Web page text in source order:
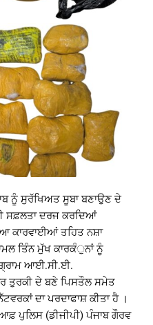
ਨੂੰ ਸੁਰੱਖਿਅਤ ਸੂਬਾ ਬਣਾਉਣ ਦੇ
ਸਫ਼ਲਤਾ ਦਰਜ ਕਰਦਿਆਂ
ਕਾਰਵਾਈਆਂ ਤਹਿਤ ਨਸ਼ਾ
ਤਿੰਨ ਮੁੱਖ ਕਾਰਕੰੁਨਾਂ ਨੂੰ
ਆਈ.ਸੀ.ਈ.
ਤੁਰਕੀ ਦੇ ਬਣੇ ਪਿਸਤੌਲ ਸਮੇਤ
ਦਾ ਪਰਦਾਫਾਸ਼ ਕੀਤਾ ਹੈ ।
ਪੁਲਿਸ (ਡੀਜੀਪੀ) ਪੰਜਾਬ ਗੌਰਵ